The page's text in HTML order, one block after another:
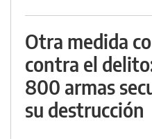
Otra medida
contra el
800 armas
su destrucción